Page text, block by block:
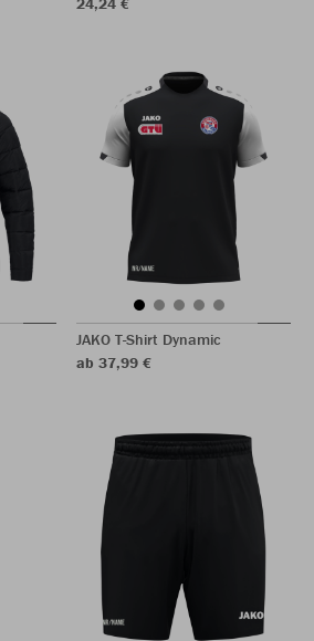
JAKO T-Shirt Dynamic
ab 37,99 €